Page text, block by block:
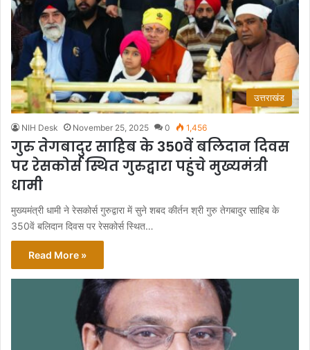
उत्तराखंड
NIH Desk November 25, 2025 0 1,456
गुरु तेगबादुर साहिब के 350वें बलिदान दिवस
पर रेसकोर्स स्थित गुरुद्वारा पहुंचे मुख्यमंत्री
धामी
मुख्यमंत्री धामी ने रेसकोर्स गुरुद्वारा में सुने शबद कीर्तन श्री गुरु तेगबादुर साहिब के
350वें बलिदान दिवस पर रेसकोर्स स्थित…
Read More »